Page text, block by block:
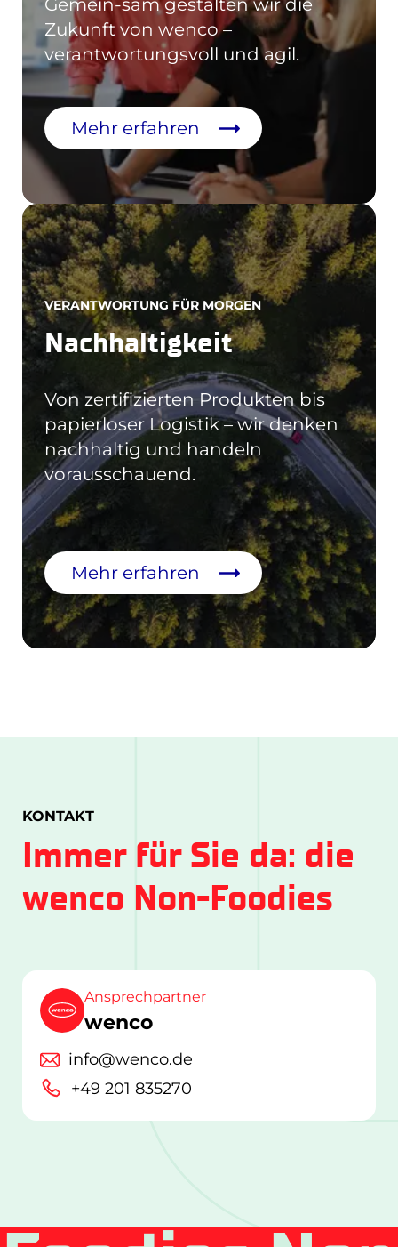
für Klarheit und Nähe zum Markt.
Gemein-sam gestalten wir die
Zukunft von wenco –
verantwortungsvoll und agil.
Mehr erfahren
Nachhaltigkeit
VERANTWORTUNG FÜR MORGEN
Von zertifizierten Produkten bis
papierloser Logistik – wir denken
nachhaltig und handeln
vorausschauend.
Mehr erfahren
Immer für Sie da: die
KONTAKT
wenco
Ansprechpartner
info@wenco.de
+49 201 835270